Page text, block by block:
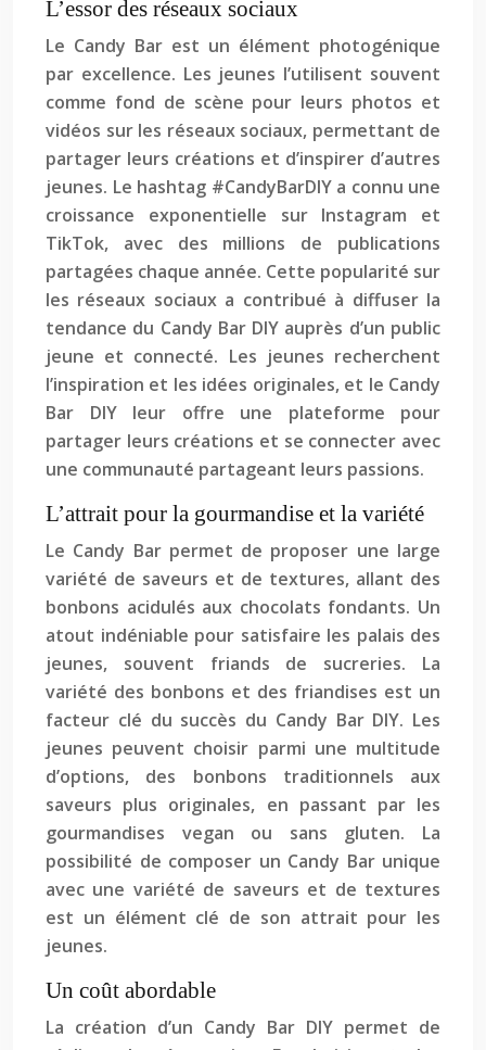
L’essor des réseaux sociaux
Le Candy Bar est un élément photogénique
par excellence. Les jeunes l’utilisent souvent
comme fond de scène pour leurs photos et
vidéos sur les réseaux sociaux, permettant de
partager leurs créations et d’inspirer d’autres
jeunes. Le hashtag #CandyBarDIY a connu une
croissance exponentielle sur Instagram et
TikTok, avec des millions de publications
partagées chaque année. Cette popularité sur
les réseaux sociaux a contribué à diffuser la
tendance du Candy Bar DIY auprès d’un public
jeune et connecté. Les jeunes recherchent
l’inspiration et les idées originales, et le Candy
Bar DIY leur offre une plateforme pour
partager leurs créations et se connecter avec
une communauté partageant leurs passions.
L’attrait pour la gourmandise et la variété
Le Candy Bar permet de proposer une large
variété de saveurs et de textures, allant des
bonbons acidulés aux chocolats fondants. Un
atout indéniable pour satisfaire les palais des
jeunes, souvent friands de sucreries. La
variété des bonbons et des friandises est un
facteur clé du succès du Candy Bar DIY. Les
jeunes peuvent choisir parmi une multitude
d’options, des bonbons traditionnels aux
saveurs plus originales, en passant par les
gourmandises vegan ou sans gluten. La
possibilité de composer un Candy Bar unique
avec une variété de saveurs et de textures
est un élément clé de son attrait pour les
jeunes.
Un coût abordable
La création d’un Candy Bar DIY permet de